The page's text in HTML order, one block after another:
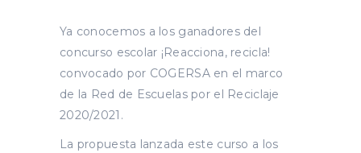
Ya conocemos a los ganadores del
concurso escolar ¡Reacciona, recicla!
convocado por COGERSA en el marco
de la Red de Escuelas por el Reciclaje
2020/2021.
La propuesta lanzada este curso a los